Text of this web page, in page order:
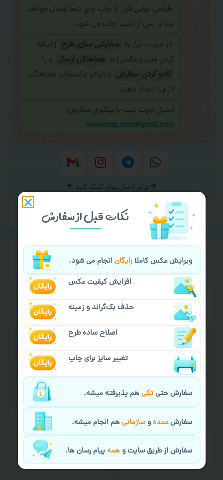
طراحی نهایی قبل از چاپ برای شما ارسال خواهد
شد و پس از تایید چاپ می شود.
در صورت نیاز به سفارشی سازی طرح (اضافه
کردن متن و عکس) یا هماهنگی ارسال و یا
کادو کردن سفارش با اپراتو عکسچاپ هماهنگی
لازم را انجام دهید.
ایمیل جهت ثبت یا پیگیری سفارش:
aks4chap.com@gmail.com
برای ارسال پیام کلیک کنید
خیالت راحت ازسفارش گیری
سفارش گیری آنلاین
امکان سفارش از طریق چت و
سایت با پشتیبانی آنلاین
چاپ عمده و فوری
برای درخواست خدمات چاپ
عمده و فوری با ما تماس
بگیرید
تماس با ما)
نکات قبل از سفارش
ویرایش عکس کاملارایگانانجام می شود.
افزایش کیفیت عکس
حذف بک‌گراند و زمینه
اصلاح ساده طرح
تغییر سایز برای چاپ
سفارش حتیتکیهم پذیرفته میشه.
سفارشعمدهوسازمانیهم انجام میشه.
سفارش از طریق سایت وهمهپیام رسان ها.